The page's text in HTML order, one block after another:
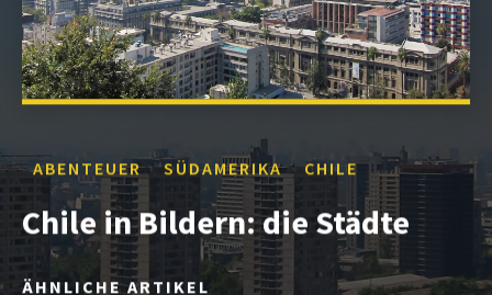
ABENTEUER SÜDAMERIKA CHILE
Chile in Bildern: die Städte
ÄHNLICHE ARTIKEL